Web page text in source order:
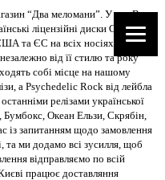
“Два меломани”. У нас Ви
ліцензійні диски CD, DVD,
та ЄС на всіх носіях. В
від її стилю та року
собі місце на нашому
а Psychedelic Rock від лейбла
релізами української
Океан Ельзи, Скрябін,
із запитанням щодо замовлення
та ми додамо всі зусилля, щоб
відправляємо по всій
працює доставляння